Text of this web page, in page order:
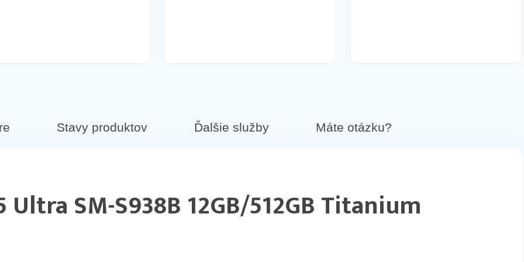
zlatá ruža
Stavy produktov Ďalšie služby Máte otázku?
Ultra SM-S938B 12GB/512GB Titanium